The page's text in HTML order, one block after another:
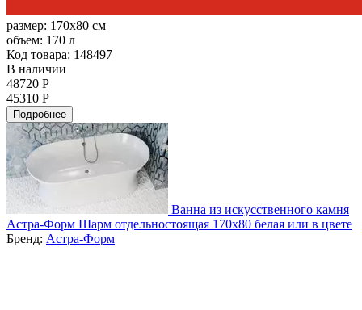
размер: 170x80 см
объем: 170 л
Код товара: 148497
В наличии
48720 Р
45310 Р
Подробнее
Ванна из искусственного камня
Астра-Форм Шарм отдельностоящая 170x80 белая или в цвете
Бренд: Астра-Форм